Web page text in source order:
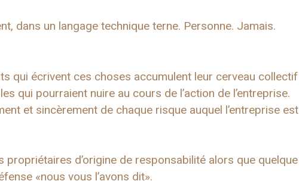
dans un langage technique terne. Personne. Jamais.
qui écrivent ces choses accumulent leur cerveau collectif
qui pourraient nuire au cours de l’action de l’entreprise.
et sincèrement de chaque risque auquel l’entreprise est
propriétaires d’origine de responsabilité alors que quelque
«nous vous l’avons dit».